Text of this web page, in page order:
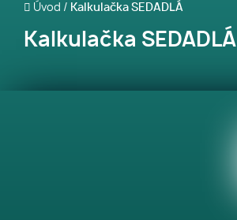
Úvod / Kalkulačka SEDADLÁ
Kalkulačka SEDADLÁ